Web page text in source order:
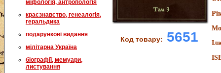
міфологія, антропологія
краєзнавство, генеалогія,
геральдика
подарункові видання
мілітарна Україна
біографії, мемуари,
листування
Код товару: 5651